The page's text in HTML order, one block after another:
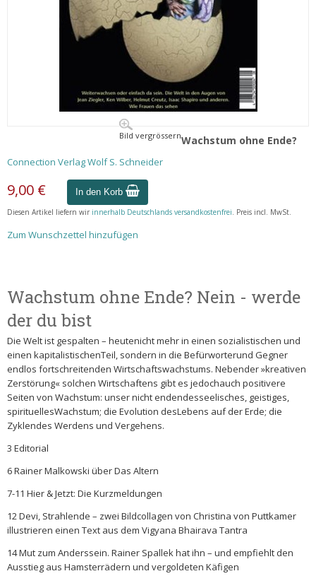
Bild vergrössernWachstum ohne Ende?
Connection Verlag Wolf S. Schneider
9,00 € In den Korb
Diesen Artikel liefern wir innerhalb Deutschlands versandkostenfrei. Preis incl. MwSt.
Zum Wunschzettel hinzufügen
Wachstum ohne Ende? Nein - werde
der du bist
Die Welt ist gespalten – heutenicht mehr in einen sozialistischen und
einen kapitalistischenTeil, sondern in die Befürworterund Gegner
endlos fortschreitenden Wirtschaftswachstums. Nebender »kreativen
Zerstörung« solchen Wirtschaftens gibt es jedochauch positivere
Seiten von Wachstum: unser nicht endendesseelisches, geistiges,
spirituellesWachstum; die Evolution desLebens auf der Erde; die
Zyklendes Werdens und Vergehens.
3 Editorial
6 Rainer Malkowski über Das Altern
7-11 Hier & Jetzt: Die Kurzmeldungen
12 Devi, Strahlende – zwei Bildcollagen von Christina von Puttkamer
illustrieren einen Text aus dem Vigyana Bhairava Tantra
14 Mut zum Anderssein. Rainer Spallek hat ihn – und empfiehlt den
Ausstieg aus Hamsterrädern und vergoldeten Käfigen